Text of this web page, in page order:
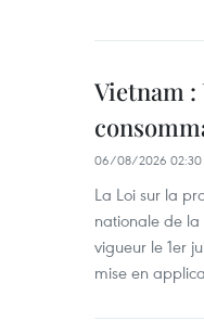
Vietnam
06/08/2026 02:30
La Loi sur la
nationale de la
vigueur le 1er
mise en